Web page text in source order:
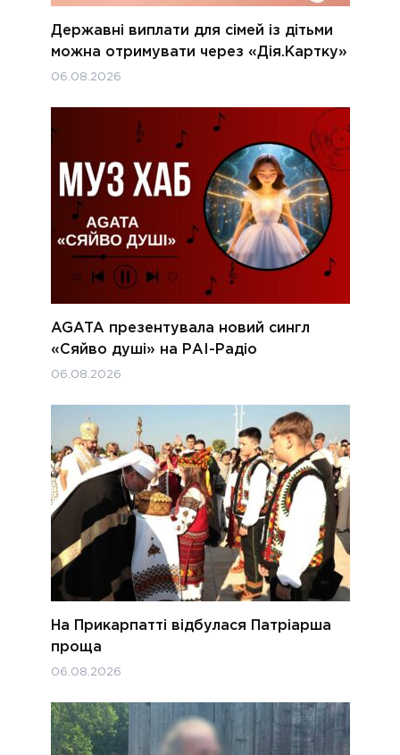
Державні виплати для сімей із дітьми
можна отримувати через «Дія.Картку»
06.08.2026
AGATA презентувала новий сингл
«Сяйво душі» на РАІ-Радіо
06.08.2026
На Прикарпатті відбулася Патріарша
проща
06.08.2026